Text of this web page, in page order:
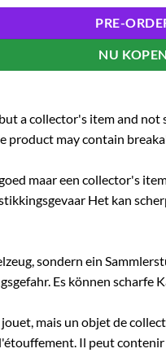
PRE-
NU KOPEN
a collector's item and
product may contain
maar een collector's
Het kan
sondern ein
Es können scharfe
mais un objet de
Il peut